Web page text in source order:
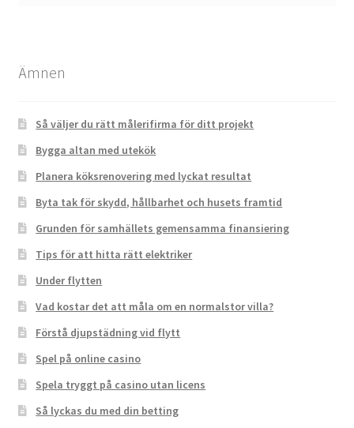
Ämnen
Så väljer du rätt målerifirma för ditt projekt
Bygga altan med utekök
Planera köksrenovering med lyckat resultat
Byta tak för skydd, hållbarhet och husets framtid
Grunden för samhällets gemensamma finansiering
Tips för att hitta rätt elektriker
Under flytten
Vad kostar det att måla om en normalstor villa?
Förstå djupstädning vid flytt
Spel på online casino
Spela tryggt på casino utan licens
Så lyckas du med din betting